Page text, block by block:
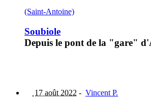
(Saint-Antoine)
Soubiole
Depuis le pont de la "gare"
17 août 2022 - Vincent P.